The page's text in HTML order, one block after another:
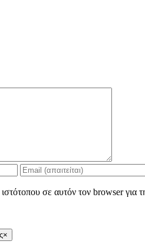
σε αυτόν τον browser για
×